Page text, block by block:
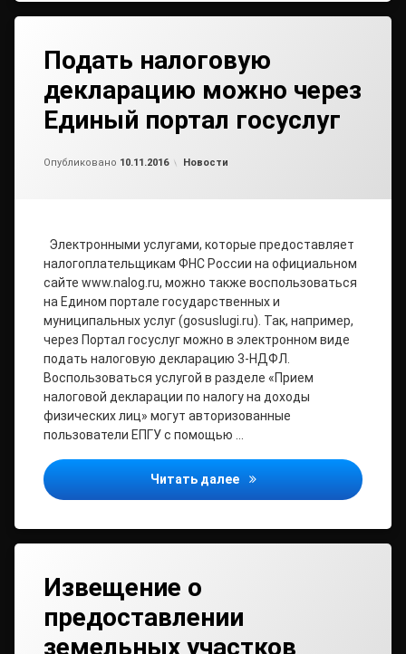
Подать налоговую
декларацию можно через
Единый портал госуслуг
Опубликовано 10.11.2016 Рубрики:
Новости
Электронными услугами, которые предоставляет
налогоплательщикам ФНС России на официальном
сайте www.nalog.ru, можно также воспользоваться
на Едином портале государственных и
муниципальных услуг (gosuslugi.ru). Так, например,
через Портал госуслуг можно в электронном виде
подать налоговую декларацию 3-НДФЛ.
Воспользоваться услугой в разделе «Прием
налоговой декларации по налогу на доходы
физических лиц» могут авторизованные
пользователи ЕПГУ с помощью …
Читать далее Подать налоговую
Извещение о
предоставлении
земельных участков